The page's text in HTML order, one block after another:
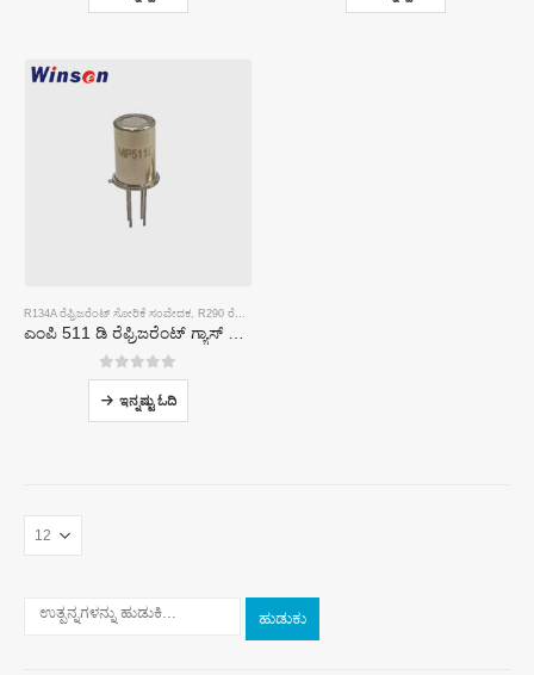
R134A ರೆಫ್ರಿಜರೆಂಟ್ ಸೋರಿಕೆ ಸಂವೇದಕ, R290 ರೆಫ್ರಿಜರೆಂಟ್ ಸೋರಿಕೆ ಸಂವೇದಕ
ಎಂಪಿ 511 ಡಿ ರೆಫ್ರಿಜರೆಂಟ್ ಗ್ಯಾಸ್ ಸೆನ್ಸಾರ್-ಶೈತ್ಯೀಕರಣದ ಸೋರಿಕೆ ಪತ್ತೆಗಾಗಿ ಅರೆವಾಹಕ ಆಧಾರಿತ ಸಂವೇದಕ
05 ರಲ್ಲಿ
ಇನ್ನಷ್ಟು ಓದಿ
ಹುಡುಕು